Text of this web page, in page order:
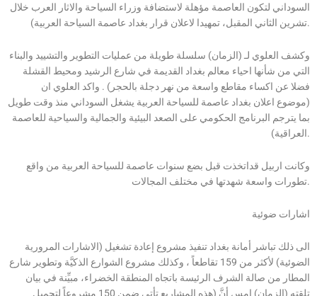
السوداني لتكون العاصمة مؤهلة لاستضافة وزراء السياحة والاثار العرب خلال
تشرين الثاني المقبل، تمهيدا لاعلان قرار بغداد عاصمة السياحة العربية).
وكشف العلوي لـ (الزمان) سلسلة طويلة من عمليات التطوير والتشييد والبناء
التي من شأنها احياء معالم بغداد القديمة في شارع الرشيد ومحيط القشلة
فضلا عن اكساء مقاطع واسعة من نهر دجلة بالحجر) . واكد العلوي ان
(موضوع اعلان بغداد عاصمة للسياحة العربية يشغل السوداني منذ وقت طويل
بما يترجم البرنامج الحكومي على الصعد البيئية والجمالية والسياحية للعاصمة
العراقية).
وكانت اربيل قداتخذت قبل بضع سنوات عاصمة للسياحة العربية من واقع
تطورات واسعة شهدتها في مختلف المجالات.
اشارات ضوئية
الى ذلك تباشر أمانة بغداد تنفيذ مشروع إعادة تشغيل (الاشارات المرورية
الضوئية) لأكثر من 159 تقاطعاً ، وكذلك مشروع الشوارع الذكيَّة وتطوير شارع
المطار من صالة الشرف الرئيسة باتجاه المنطقة الخضراء، مبيِّنة في بيان
تلقته (الزمان) امس أنَّ (هذه المشاريع تأتي ضمن 150 مشروعاً لتجميل